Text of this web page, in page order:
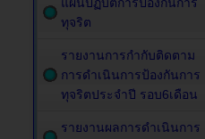
ทุจริต
รายงานการกำกับติดตาม
การดำเนินการป้องกันการ
ทุจริตประจำปี รอบ6เดือน
รายงานผลการดำเนินการ